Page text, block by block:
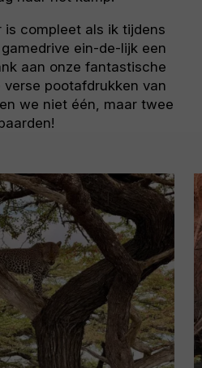
compleet als ik tijdens
ein-de-lijk een
aan onze fantastische
pootafdrukken van
we niet één, maar twee